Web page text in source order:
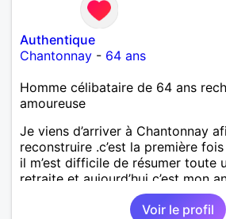
Authentique
Chantonnay - 64 ans
Homme célibataire de 64 ans
amoureuse
Je viens d’arriver à Chantonnay
reconstruire .c’est la première
il m’est difficile de résumer toute
retraite et aujourd’hui c’est mon
!J’aimerais rencontrer quelqu’un
mêmes valeurs qui font deVoir le profil